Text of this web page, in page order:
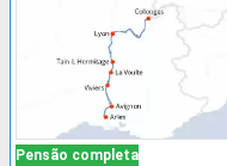
Pensão completa